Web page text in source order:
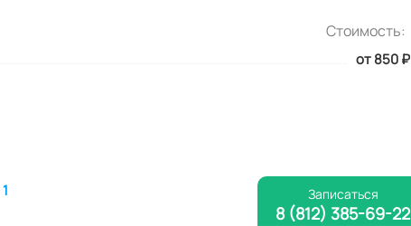
Стоимость:
от 850₽
1 Записаться
8 (812) 385-69-22